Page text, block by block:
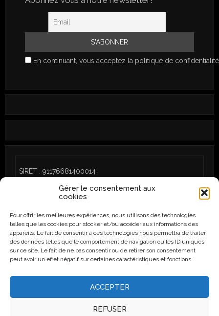
Gérer le consentement aux
cookies
Pour offrir les meilleures expériences, nous utilisons des technologies
telles que les cookies pour stocker et/ou accéder aux informations des
appareils. Le fait de consentir à ces technologies nous permettra de traiter
des données telles que le comportement de navigation ou les ID uniques
sur ce site. Le fait de ne pas consentir ou de retirer son consentement
peut avoir un effet négatif sur certaines caractéristiques et fonctions.
ACCEPTER
REFUSER
En continuant, vous acceptez la politique de confidentialité
SIRET : 91176681400014
CGU/Politique de cookies (UE)
Instagram
Facebook